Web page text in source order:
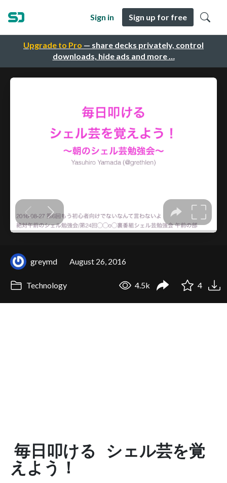
Upgrade to Pro — share decks privately, control
downloads, hide ads and more …
Sign in Sign up for free
greymd August 26, 2016
Technology 4.5k 4
毎日叩ける シェル芸を覚
えよう！